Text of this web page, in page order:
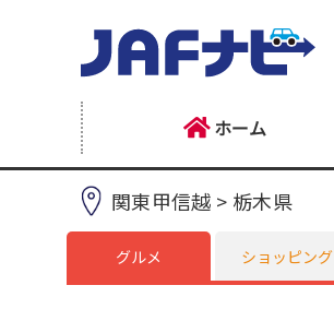
ホーム
関東甲信越 > 栃木県
グルメ ショッピング